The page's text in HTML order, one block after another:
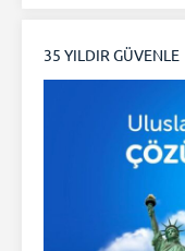
35 YILDIR GÜVENLE